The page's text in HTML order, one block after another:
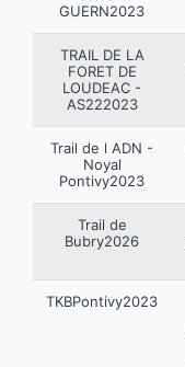
GUERN2023
TRAIL DE LA
FORET DE
LOUDEAC -
AS222023
Trail de l ADN -
Noyal
Pontivy2023
Trail de
Bubry2026
TKBPontivy2023